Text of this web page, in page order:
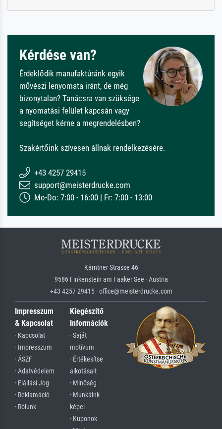
Kérdése van?
Érdeklődik manufaktúránk egyik
művészi lenyomata iránt, de még
bizonytalan? Tanácsra van szüksége
a nyomatási felület kapcsán vagy
segítséget kérne a megrendelésben?
Szakértőink szívesen állnak rendelkezésére.
+43 4257 29415
support@meisterdrucke.com
Mo-Do: 7:00 - 16:00 | Fr: 7:00 - 13:00
Kärntner Strasse 46
9586 Finkenstein am Faaker See · Austria
+43 4257 29415 · office@meisterdrucke.com
Impresszum
& Kapcsolat
· Kapcsolat
· Impresszum
· ÁSZF
· Adatvédelem
· Elállási Jog
· Reklamáció
· Rólunk
Kiegészítő
Információk
· Saját
motívum
· Értékesítse
alkotásait
· Minőség
· Munkáink
képei
· Kuponok